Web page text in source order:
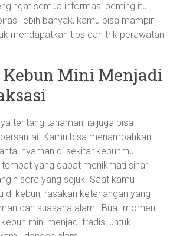
semua informasi penting itu.
lebih banyak, kamu bisa mampir
mendapatkan tips dan trik perawatan
Mini Menjadi
tentang tanaman; ia juga bisa
Kamu bisa menambahkan
nyaman di sekitar kebunmu.
yang dapat menikmati sinar
sore yang sejuk. Saat kamu
di kebun, rasakan ketenangan yang
dan suasana alami. Buat momen-
mini menjadi tradisi untuk